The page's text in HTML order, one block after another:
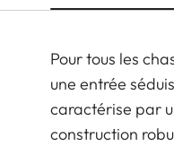
Pour tous les
une entrée
caractérise par
construction